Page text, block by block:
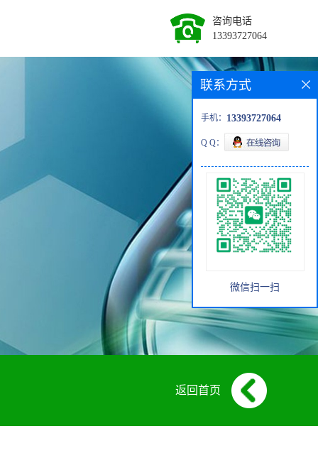
咨询电话
13393727064
返回首页
联系方式
手机： 13393727064
Q Q：
微信扫一扫